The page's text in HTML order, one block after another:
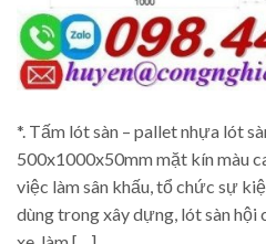
*. Tấm lót sàn – pallet nhựa lót
500x1000x50mm mặt kín màu
việc làm sân khấu, tổ chức sự
dùng trong xây dựng, lót sàn hội